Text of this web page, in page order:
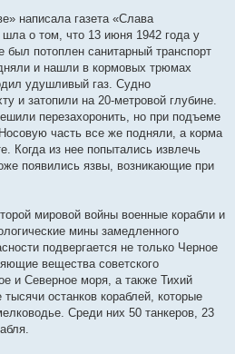
написала газета «Слава
о том, что 13 июня 1942 года у
был потоплен санитарный транспорт
и нашли в кормовых трюмах
удушливый газ. Судно
и затопили на 20-метровой глубине.
перезахоронить, но при подъеме
часть все же подняли, а корма
Когда из нее попытались извлечь
появились язвы, возникающие при
мировой войны военные корабли и
мины замедленного
подвергается не только Черное
вещества советского
и Северное моря, а также Тихий
останков кораблей, которые
Среди них 50 танкеров, 23